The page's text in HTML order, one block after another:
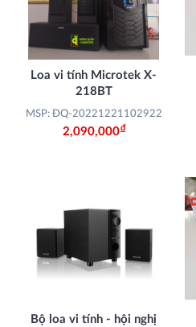
Loa vi tính Microtek X-
218BT
MSP: ĐQ-20221221102922
2,090,000Đ
Bộ loa vi tính - hội nghị